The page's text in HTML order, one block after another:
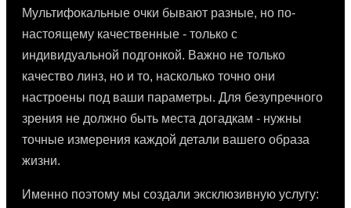
Мультифокальные очки бывают разные, но по-
настоящему качественные - только с
индивидуальной подгонкой. Важно не только
качество линз, но и то, насколько точно они
настроены под ваши параметры. Для безупречного
зрения не должно быть места догадкам - нужны
точные измерения каждой детали вашего образа
жизни.
Именно поэтому мы создали эксклюзивную услугу: